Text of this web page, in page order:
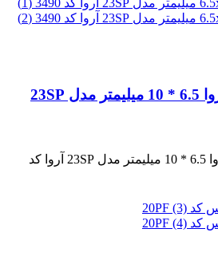
کوپلینگ باد اتوماتیک آروا 6.5 * 10 میلیمتر مدل 23SP
کوپلینگ باد اتوماتیک آروا 6.5 * 10 میلیمتر مدل 23SP آروا کد